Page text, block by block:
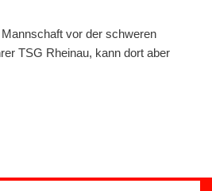
vor der schweren
TSG Rheinau, kann dort aber